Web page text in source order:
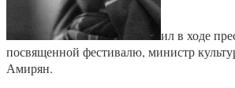
ил в ходе
посвященной фестивалю, министр
Амирян.